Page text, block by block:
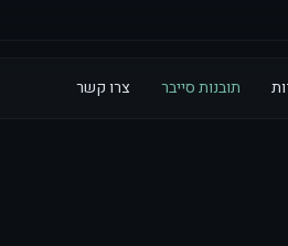
תובנות סייבר צרו קשר